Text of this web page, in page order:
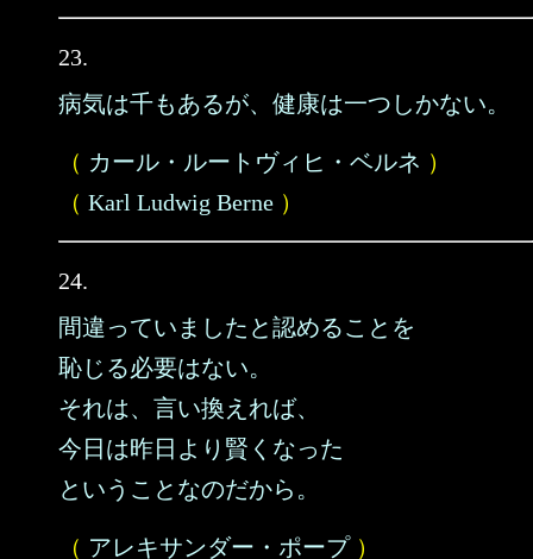
23.
病気は千もあるが、健康は一つしかない。
（ カール・ルートヴィヒ・ベルネ ）
（ Karl Ludwig Berne ）
24.
間違っていましたと認めることを
恥じる必要はない。
それは、言い換えれば、
今日は昨日より賢くなった
ということなのだから。
（ アレキサンダー・ポープ）